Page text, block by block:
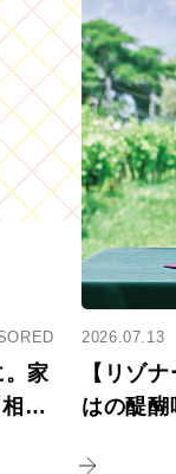
家
続
2026.07.13
【リゾ
はの醍